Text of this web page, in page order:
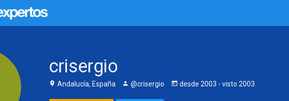
crisergio
Andalucía, España @crisergio desde 2003 - visto 2003